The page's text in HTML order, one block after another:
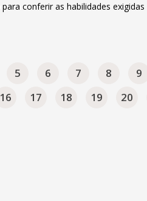
para conferir as habilidades
5 6 7 8
9
16
17 18 19 20